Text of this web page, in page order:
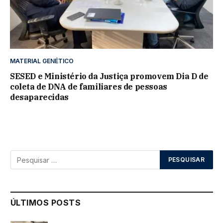
MATERIAL GENÉTICO
SESED e Ministério da Justiça promovem Dia D de
coleta de DNA de familiares de pessoas
desaparecidas
ÚLTIMOS POSTS